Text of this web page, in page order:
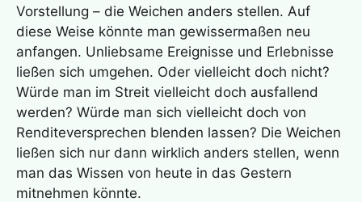
Vorstellung – die Weichen anders stellen. Auf
diese Weise könnte man gewissermaßen neu
anfangen. Unliebsame Ereignisse und Erlebnisse
ließen sich umgehen. Oder vielleicht doch nicht?
Würde man im Streit vielleicht doch ausfallend
werden? Würde man sich vielleicht doch von
Renditeversprechen blenden lassen? Die Weichen
ließen sich nur dann wirklich anders stellen, wenn
man das Wissen von heute in das Gestern
mitnehmen könnte.